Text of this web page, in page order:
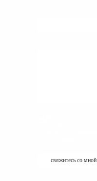
свяжитесь со мной